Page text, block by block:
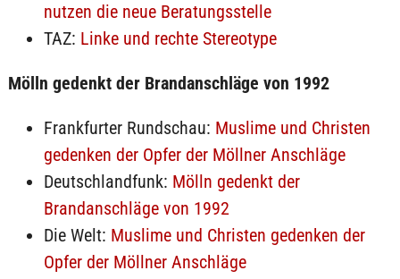
nutzen die neue Beratungsstelle
TAZ: Linke und rechte Stereotype
Mölln gedenkt der Brandanschläge von 1992
Frankfurter Rundschau: Muslime und Christen
gedenken der Opfer der Möllner Anschläge
Deutschlandfunk: Mölln gedenkt der
Brandanschläge von 1992
Die Welt: Muslime und Christen gedenken der
Opfer der Möllner Anschläge